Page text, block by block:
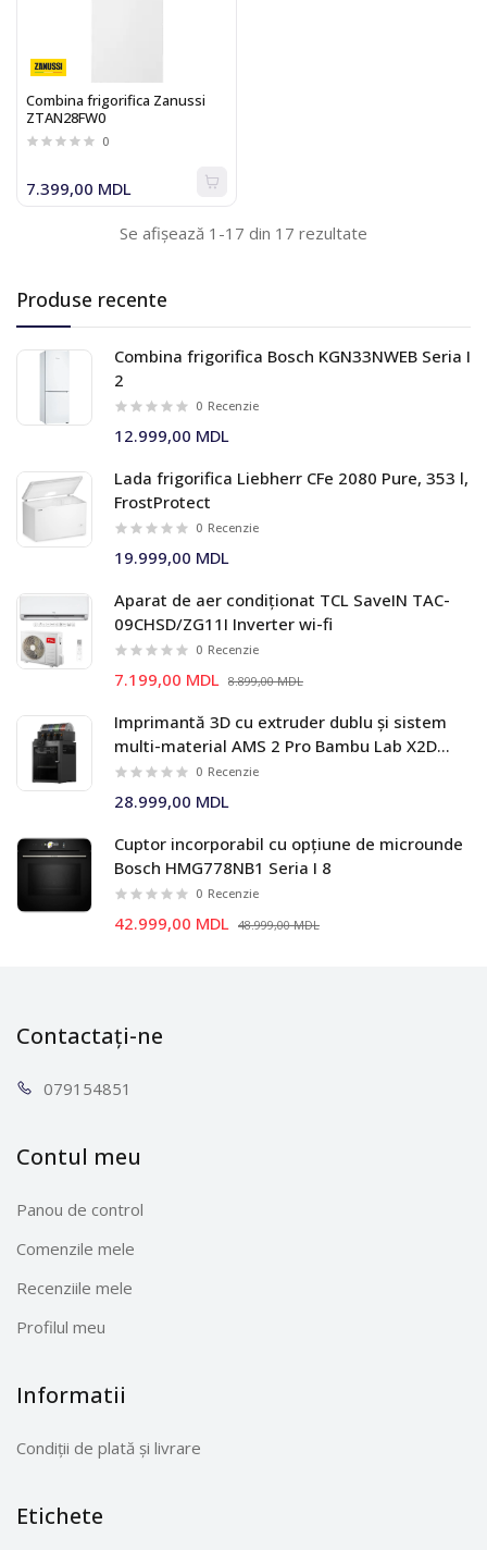
Produse recente
Combina frigorifica Bosch KGN33NWEB Seria I
2
0 Recenzie
12.999,00 MDL
Lada frigorifica Liebherr CFe 2080 Pure, 353 l,
FrostProtect
0 Recenzie
19.999,00 MDL
Aparat de aer condiționat TCL SaveIN TAC-
09CHSD/ZG11I Inverter wi-fi
0 Recenzie
7.199,00 MDL 8.899,00 MDL
Imprimantă 3D cu extruder dublu și sistem
multi-material AMS 2 Pro Bambu Lab X2D
Combo
0 Recenzie
28.999,00 MDL
Cuptor incorporabil cu opțiune de microunde
Bosch HMG778NB1 Seria I 8
0 Recenzie
42.999,00 MDL 48.999,00 MDL
Combina frigorifica Zanussi
ZTAN28FW0
0
7.399,00 MDL
Se afișează 1-17 din 17 rezultate
Contactați-ne
0791 54851
Contul meu
Panou de control
Comenzile mele
Recenziile mele
Profilul meu
Informatii
Condiții de plată și livrare
Etichete